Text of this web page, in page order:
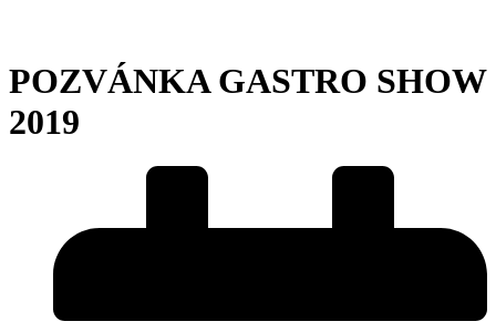
POZVÁNKA GASTRO SHOW
2019